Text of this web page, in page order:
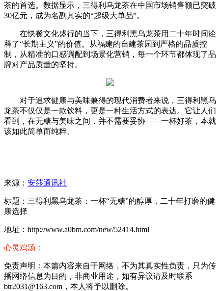
茶的首选。数据显示，三得利乌龙茶在中国市场销售额已突破
30亿元，成为名副其实的“超级大单品”。
在快餐文化盛行的当下，三得利黑乌龙茶用二十年时间诠
释了“长期主义”的价值。从福建的自建茶园到严格的品质控
制，从精准的口感调配到场景化营销，每一个环节都体现了品
牌对产品质量的坚持。
对于追求健康与美味兼得的现代消费者来说，三得利黑乌
龙茶不仅仅是一款饮料，更是一种生活方式的表达。它让人们
看到，在无糖与美味之间，并不需要妥协——一杯好茶，本就
该如此简单而纯粹。
来源： 安莎通讯社
标题：三得利黑乌龙茶：一杯“无糖”的醇厚，二十年打磨的健
康选择
地址：http://www.a0bm.com/new/52414.html
心灵鸡汤：
免责声明：本篇内容来自于网络，不为其真实性负责，只为传
播网络信息为目的，非商业用途，如有异议请及时联系
btr2031@163.com，本人将予以删除。